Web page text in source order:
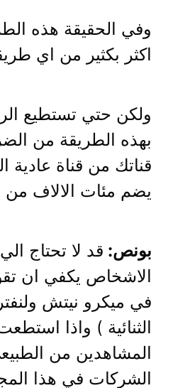
وفي الحقيقة هذه
اكثر بكثير من اي
ولكن حتي تستطيع
بهذه الطريقة من
قناتك من قناة عادية
يضم مئات الالاف
بونص: قد لا تحتاج
الاشخاص يكفي ان
في ميكرو نيتش
الثنائية ) واذا
المشاهدين من
الشركات في هذا